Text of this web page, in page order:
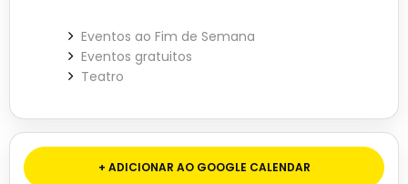
Eventos ao Fim de Semana
Eventos gratuitos
Teatro
+ ADICIONAR AO GOOGLE CALENDAR